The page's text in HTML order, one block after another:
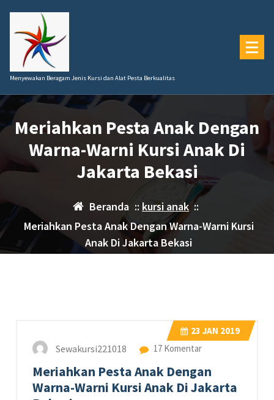
konten
Menyewakan Beragam Jenis Kursi dan Alat Pesta Berkualitas
Meriahkan Pesta Anak Dengan
Warna-Warni Kursi Anak Di
Jakarta Bekasi
Beranda :: kursi anak ::
Meriahkan Pesta Anak Dengan Warna-Warni Kursi
Anak Di Jakarta Bekasi
23 JAN 2019
Sewakursi221018 17 Komentar
Meriahkan Pesta Anak Dengan
Warna-Warni Kursi Anak Di Jakarta